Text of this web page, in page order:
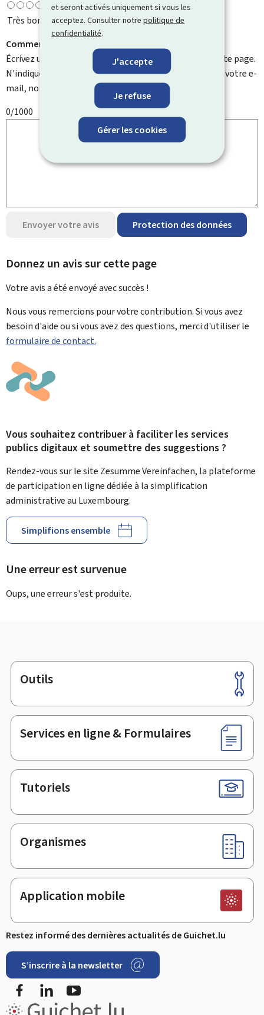
et seront activés uniquement si vous les
acceptez. Consulter notrepolitique de
confidentialité.
J'accepte
Je refuse
Gérer les cookies
Très bonne
Comment pouvons-nous l'améliorer ?
Écrivez un commentaire et aidez-nous à améliorer cette page.
N'indiquez pas d'informations personnelles telles que votre e-
mail, nom, numéro de téléphone, etc.
0/1000
Envoyer votre avis Protection des données
Donnez un avis sur cette page
Votre avis a été envoyé avecsuccès !
Nous vous remercions pour votre contribution. Si vous avez
besoin d'aide ou si vous avez des questions, merci d'utiliser le
formulaire de contact.
Vous souhaitez contribuer à faciliter les services
publics digitaux et soumettre des suggestions ?
Rendez-vous sur le site Zesumme Vereinfachen, la plateforme
de participation en ligne dédiée à la simplification
administrative au Luxembourg.
Simplifions ensemble
Une erreur est survenue
Oups, une erreur s'est produite.
Pied
de
page
Outils
Services en ligne & Formulaires
Tutoriels
Organismes
Application mobile
Restez informé des dernières actualités de Guichet.lu
S’inscrire à la newsletter
FacebookLinkedIn